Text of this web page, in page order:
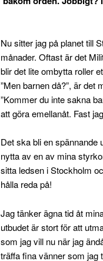
Nu sitter jag på planet till
månader. Oftast är det
blir det lite ombytta roller
”Men barnen då?”, är det
”Kommer du inte sakna
att göra emellanåt. Fast
Det ska bli en spännande
nytta av en av mina
sitta ledsen i Stockholm
hålla reda på!
Jag tänker ägna tid åt
utbudet är stort för att
som jag vill nu när jag
träffa fina vänner som jag